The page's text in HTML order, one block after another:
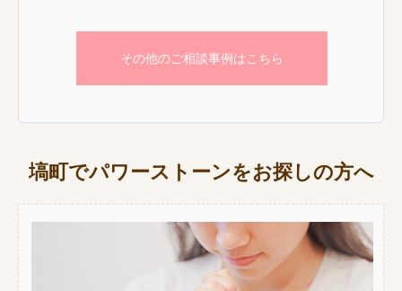
その他のご相談事例はこちら
塙町でパワーストーンをお探しの方へ